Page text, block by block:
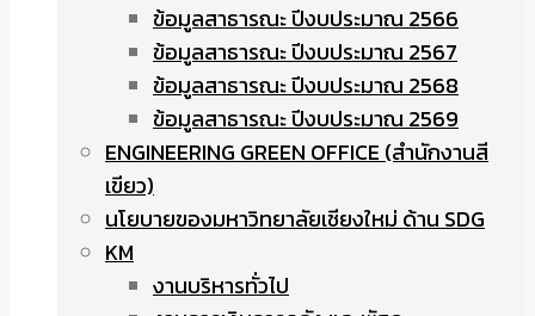
ข้อมูลสาธารณะ ปีงบประมาณ 2566
ข้อมูลสาธารณะ ปีงบประมาณ 2567
ข้อมูลสาธารณะ ปีงบประมาณ 2568
ข้อมูลสาธารณะ ปีงบประมาณ 2569
ENGINEERING GREEN OFFICE (สำนักงานสี
เขียว)
นโยบายของมหาวิทยาลัยเชียงใหม่ ด้าน SDG
KM
งานบริหารทั่วไป